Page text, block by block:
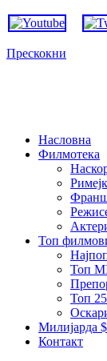
Прескокни
Насловна
Филмотека
Римејк
Топ
Топ
Топ
Милијарда $
Контакт